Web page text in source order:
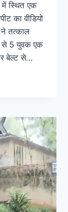
में स्थित एक
का वीडियो
ने तत्काल
से 5 युवक एक
बेल्ट से…